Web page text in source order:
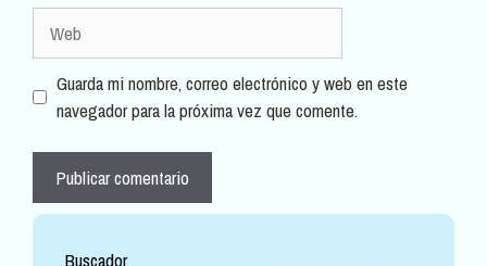
Guarda mi nombre, correo electrónico y web en este
navegador para la próxima vez que comente.
Buscador